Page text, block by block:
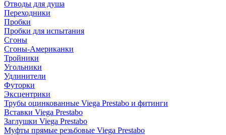
Отводы для душа
Переходники
Пробки
Пробки для испытания
Сгоны
Сгоны-Американки
Тройники
Угольники
Удлинители
Футорки
Эксцентрики
Трубы оцинкованные Viega Prestabo и фитинги
Вставки Viega Prestabo
Заглушки Viega Prestabo
Муфты прямые резьбовые Viega Prestabo